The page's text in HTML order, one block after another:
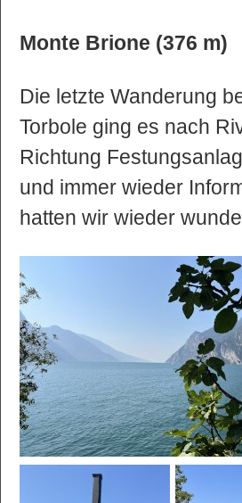
Monte Brione (376 m)
Die letzte Wanderung
Torbole ging es nach
Richtung
und immer wieder
hatten wir wieder